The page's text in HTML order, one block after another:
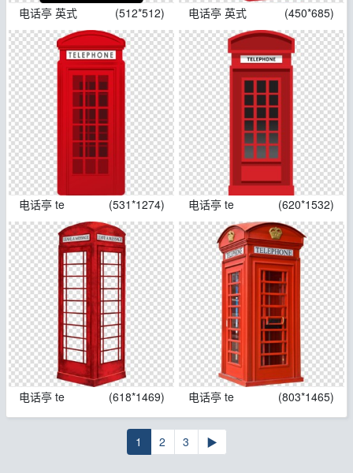
电话亭 英式 (512*512) 电话亭 英式 (450*685)
电话亭 te (531*1274) 电话亭 te (620*1532)
电话亭 te (618*1469) 电话亭 te (803*1465)
1 2 3 ▶